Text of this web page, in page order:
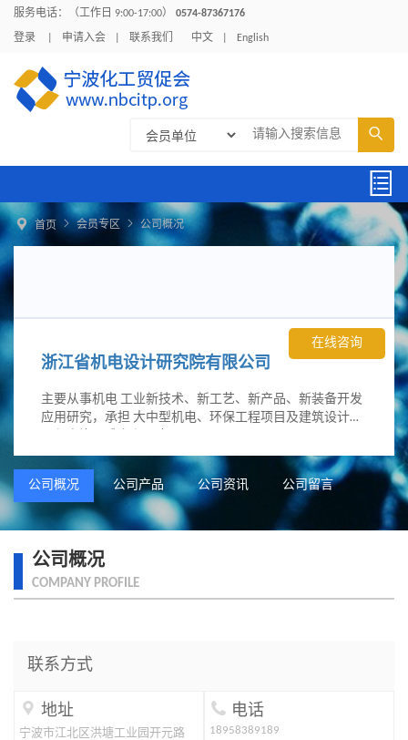
服务电话：（工作日 9:00-17:00） 0574-87367176
登录 申请入会 联系我们 中文 English


 首页  会员专区  公司概况
在线咨询
浙江省机电设计研究院有限公司
主要从事机电 工业新技术、新工艺、新产品、新装备开发
应用研究，承担 大中型机电、环保工程项目及建筑设计、
公司概况 公司产品 公司资讯 公司留言
公司概况
COMPANY PROFILE
联系方式
 地址
宁波市江北区洪塘工业园开元路
 电话
18958389189